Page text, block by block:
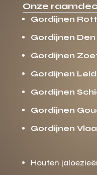
Onze
Gordijnen
Gordijnen
Gordijnen
Gordijnen
Gordijnen
Gordijnen
Gordijnen
Houten